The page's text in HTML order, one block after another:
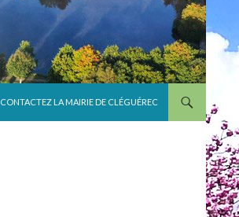
CONTACTEZ LA MAIRIE DE CLÉGUÉREC